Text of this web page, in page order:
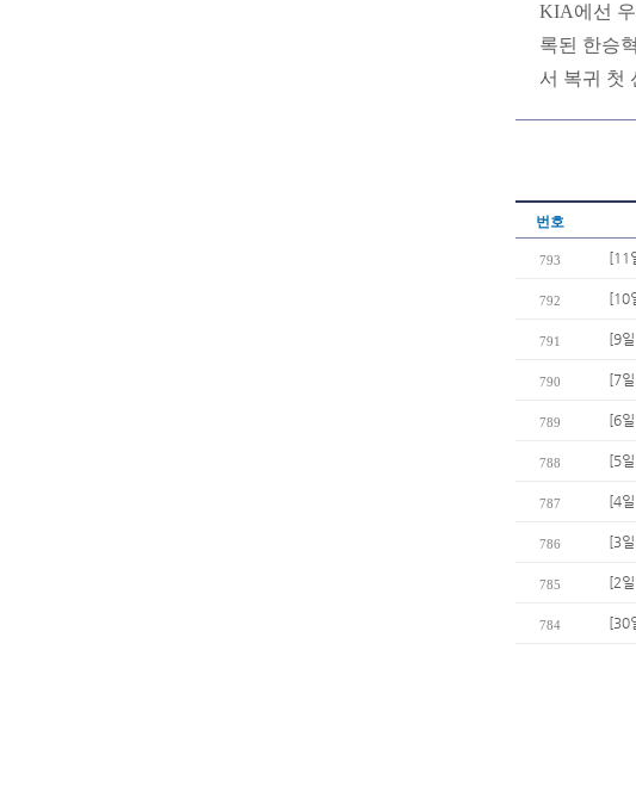
KIA에선
록된 한승
서 복귀 첫
번호
793 [11
792 [10
791 [9
790 [7
789 [6
788 [5
787 [4
786 [3
785 [2
784 [30